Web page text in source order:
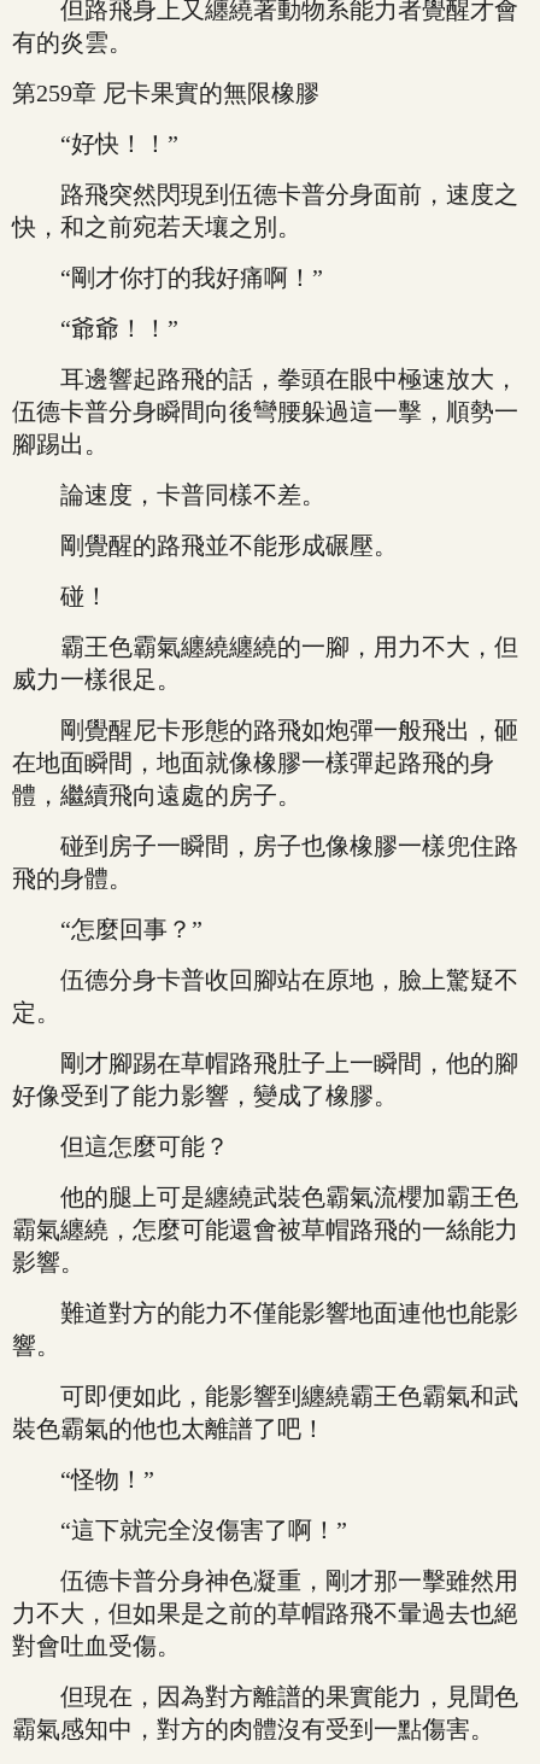
但路飛身上又纏繞著動物系能力者覺醒才會
有的炎雲。
第259章 尼卡果實的無限橡膠
“好快！！”
路飛突然閃現到伍德卡普分身面前，速度之
快，和之前宛若天壤之別。
“剛才你打的我好痛啊！”
“爺爺！！”
耳邊響起路飛的話，拳頭在眼中極速放大，
伍德卡普分身瞬間向後彎腰躲過這一擊，順勢一
腳踢出。
論速度，卡普同樣不差。
剛覺醒的路飛並不能形成碾壓。
碰！
霸王色霸氣纏繞纏繞的一腳，用力不大，但
威力一樣很足。
剛覺醒尼卡形態的路飛如炮彈一般飛出，砸
在地面瞬間，地面就像橡膠一樣彈起路飛的身
體，繼續飛向遠處的房子。
碰到房子一瞬間，房子也像橡膠一樣兜住路
飛的身體。
“怎麼回事？”
伍德分身卡普收回腳站在原地，臉上驚疑不
定。
剛才腳踢在草帽路飛肚子上一瞬間，他的腳
好像受到了能力影響，變成了橡膠。
但這怎麼可能？
他的腿上可是纏繞武裝色霸氣流櫻加霸王色
霸氣纏繞，怎麼可能還會被草帽路飛的一絲能力
影響。
難道對方的能力不僅能影響地面連他也能影
響。
可即便如此，能影響到纏繞霸王色霸氣和武
裝色霸氣的他也太離譜了吧！
“怪物！”
“這下就完全沒傷害了啊！”
伍德卡普分身神色凝重，剛才那一擊雖然用
力不大，但如果是之前的草帽路飛不暈過去也絕
對會吐血受傷。
但現在，因為對方離譜的果實能力，見聞色
霸氣感知中，對方的肉體沒有受到一點傷害。